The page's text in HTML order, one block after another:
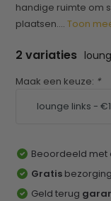
handige ruimte om
plaatsen....Toon
2 variaties
Maak een keuze: *
Beoordeeld met
Gratis bezorging
Geld terug